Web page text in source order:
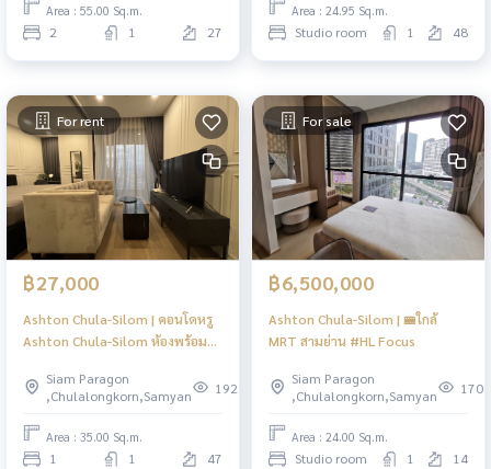
Area : 55.00 Sq.m.
2 1 27
Area : 24.95 Sq.m.
Studio room 1 48
For rent
฿27,000
Ashton Chula-Silom | คอนโดหรู
Ashton Chula-Silom ห้องพร้อม
FocusSiam Paragon
,Chulalongkorn,Samyan
192
Area : 35.00 Sq.m.
1 1 47
For sale
฿6,500,000
Ashton Chula-Silom | 🚝ใกล้
MRT สามย่าน #HL Focus
Siam Paragon
,Chulalongkorn,Samyan
170
Area : 24.00 Sq.m.
Studio room 1 14